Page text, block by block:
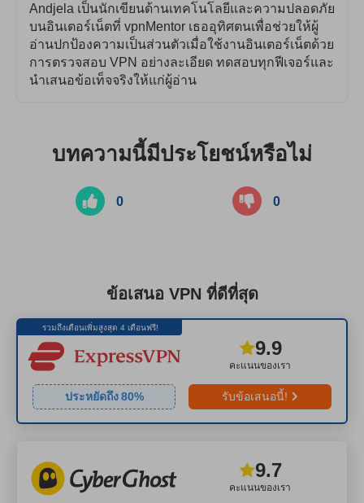
Andjela เป็นนักเขียนด้านเทคโนโลยีและความปลอดภัย
บนอินเตอร์เน็ตที่ vpnMentor เธออุทิศตนเพื่อช่วยให้ผู้
อ่านปกป้องความเป็นส่วนตัวเมื่อใช้งานอินเตอร์เน็ตด้วย
การตรวจสอบ VPN อย่างละเอียด ทดสอบทุกฟีเจอร์และ
นำเสนอข้อเท็จจริงให้แก่ผู้อ่าน
บทความนี้มีประโยชน์หรือไม่
0 0
ข้อเสนอ VPN ที่ดีที่สุด
รวมถึงเดือนเพิ่มสูงสุด 4 เดือนฟรี!
คะแนนของเรา
9.9
ประหยัดถึง 80% รับข้อเสนอนี้!
คะแนนของเรา
9.7